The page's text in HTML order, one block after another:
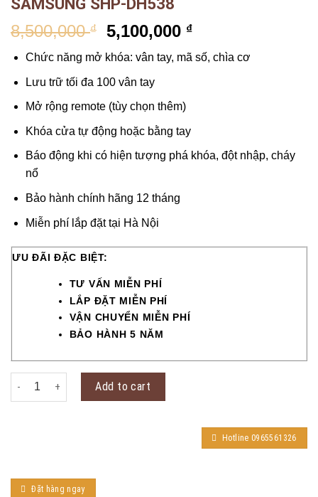
8,500,000₫ 5,100,000 ₫
Chức năng mở khóa: vân tay, mã số, chìa cơ
Lưu trữ tối đa 100 vân tay
Mở rộng remote (tùy chọn thêm)
Khóa cửa tự động hoặc bằng tay
Báo động khi có hiện tượng phá khóa, đột nhập, cháy
nổ
Bảo hành chính hãng 12 tháng
Miễn phí lắp đặt tại Hà Nội
ƯU ĐÃI ĐẶC BIỆT:
TƯ VẤN MIỄN PHÍ
LẮP ĐẶT MIỄN PHÍ
VẬN CHUYỂN MIỄN PHÍ
BẢO HÀNH 5 NĂM
SAMSUNG SHP-DH538 quantity
Add to cart
Hotline 0965561326
Đặt hàng ngay